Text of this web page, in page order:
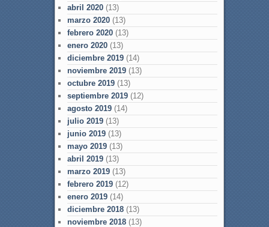
abril 2020(13)
marzo 2020(13)
febrero 2020(13)
enero 2020(13)
diciembre 2019(14)
noviembre 2019(13)
octubre 2019(13)
septiembre 2019(12)
agosto 2019(14)
julio 2019(13)
junio 2019(13)
mayo 2019(13)
abril 2019(13)
marzo 2019(13)
febrero 2019(12)
enero 2019(14)
diciembre 2018(13)
noviembre 2018(13)